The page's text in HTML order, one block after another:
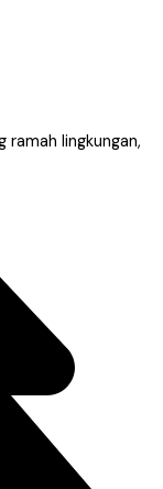
ramah lingkungan,